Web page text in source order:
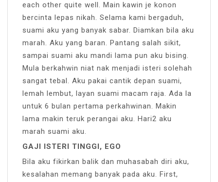
each other quite well. Main kawin je konon
bercinta lepas nikah. Selama kami bergaduh,
suami aku yang banyak sabar. Diamkan bila aku
marah. Aku yang baran. Pantang salah sikit,
sampai suami aku mandi lama pun aku bising.
Mula berkahwin niat nak menjadi isteri solehah
sangat tebal. Aku pakai cantik depan suami,
lemah lembut, layan suami macam raja. Ada la
untuk 6 bulan pertama perkahwinan. Makin
lama makin teruk perangai aku. Hari2 aku
marah suami aku.
GAJI ISTERI TINGGI, EGO
Bila aku fikirkan balik dan muhasabah diri aku,
kesalahan memang banyak pada aku. First,